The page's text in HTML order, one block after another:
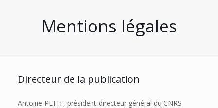
Mentions légales
Directeur de la publication
Antoine PETIT, président-directeur général du CNRS